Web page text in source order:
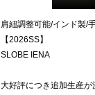
肩紐調整可能/インド製/
【2026SS】
SLOBE IENA
大好評につき追加生産が